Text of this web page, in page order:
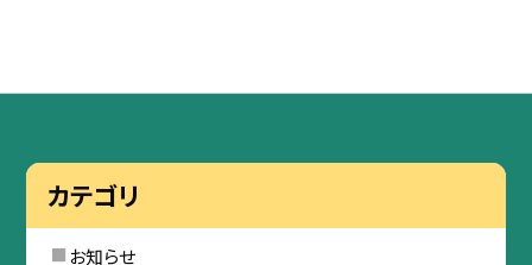
カテゴリ
お知らせ